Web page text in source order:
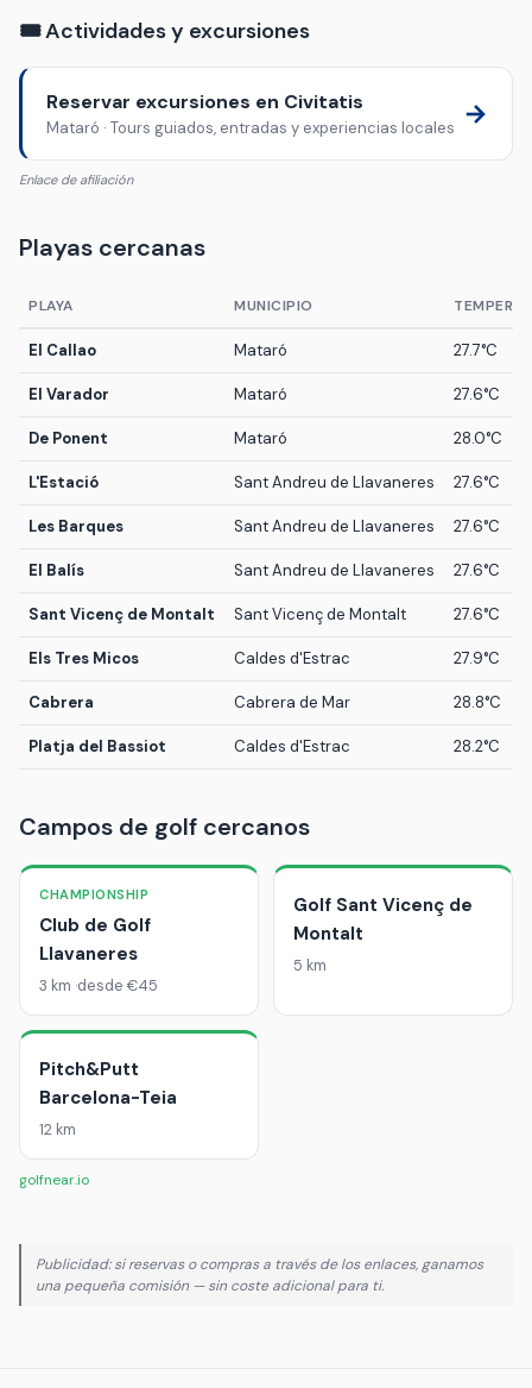
🎟️ Actividades y excursiones
Reservar excursiones en Civitatis
Mataró · Tours guiados, entradas y experiencias locales →
Enlace de afiliación
Playas cercanas
PLAYA MUNICIPIO
El Callao Mataró 27.7°C
El Varador Mataró 27.6°C
De Ponent Mataró 28.0°C
L'Estació Sant Andreu de Llavaneres 27.6°C
Les Barques Sant Andreu de Llavaneres 27.6°C
El Balís Sant Andreu de Llavaneres 27.6°C
Sant Vicenç de Montalt Sant Vicenç de Montalt 27.6°C
Els Tres Micos Caldes d'Estrac 27.9°C
Cabrera Cabrera de Mar 28.8°C
Platja del Bassiot Caldes d'Estrac 28.2°C
Campos de golf cercanos
CHAMPIONSHIP
Club de Golf
Llavaneres
3 km desde €45
Golf Sant Vicenç de
Montalt
5 km
Pitch&Putt
Barcelona-Teia
12 km
golfnear.io
Publicidad: si reservas o compras a través de los enlaces, ganamos
una pequeña comisión — sin coste adicional para ti.